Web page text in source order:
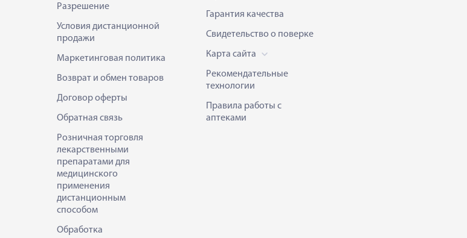
Разрешение
Условия дистанционной
продажи
Маркетинговая политика
Возврат и обмен товаров
Договор оферты
Обратная связь
Розничная торговля
лекарственными
препаратами для
медицинского
применения
дистанционным
способом
Обработка
Гарантия качества
Свидетельство о поверке
Карта сайта
Рекомендательные
технологии
Правила работы с
аптеками